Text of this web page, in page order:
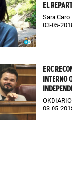
EL
Sara Caro
03-05-
ERC
INTERNO
OKDIARIO
03-05-